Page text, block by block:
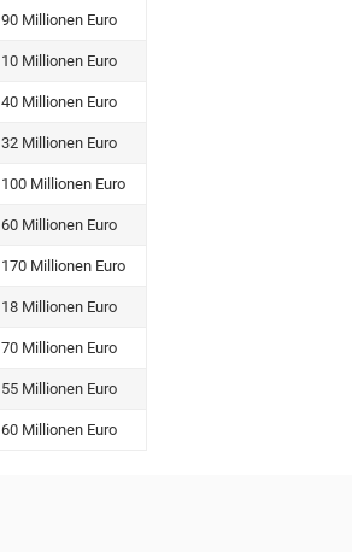
90 Millionen Euro
10 Millionen Euro
40 Millionen Euro
32 Millionen Euro
100 Millionen Euro
60 Millionen Euro
170 Millionen Euro
18 Millionen Euro
70 Millionen Euro
55 Millionen Euro
60 Millionen Euro